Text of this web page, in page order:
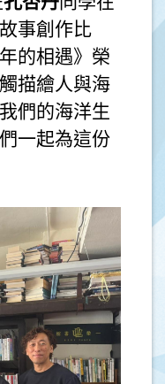
事創作比
的相遇》榮
描繪人與海
們的海洋生
一起為這份